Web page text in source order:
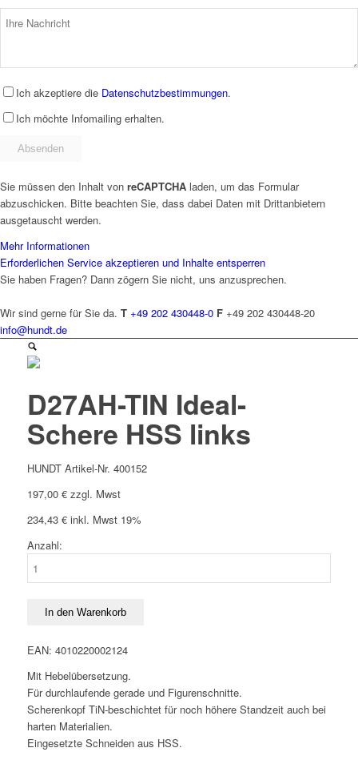
Ich akzeptiere die Datenschutzbestimmungen.
Ich möchte Infomailing erhalten.
Sie müssen den Inhalt von reCAPTCHA laden, um das Formular
abzuschicken. Bitte beachten Sie, dass dabei Daten mit Drittanbietern
ausgetauscht werden.
Mehr Informationen
Erforderlichen Service akzeptieren und Inhalte entsperren
Sie haben Fragen? Dann zögern Sie nicht, uns anzusprechen.
Wir sind gerne für Sie da. T +49 202 430448-0 F +49 202 430448-20
info@hundt.de
D27AH-TIN Ideal-
Schere HSS links
HUNDT Artikel-Nr. 400152
197,00 €zzgl. Mwst
234,43 €inkl. Mwst 19%
Anzahl:
Schere
links
In den Warenkorb
EAN: 4010220002124
Mit Hebelübersetzung.
Für durchlaufende gerade und Figurenschnitte.
Scherenkopf TiN‐beschichtet für noch höhere Standzeit auch bei
harten Materialien.
Eingesetzte Schneiden aus HSS.